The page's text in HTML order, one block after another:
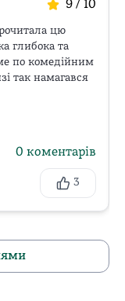
9 / 10
цю
глибока та
по комедійним
так намагався
0 коментарів
3